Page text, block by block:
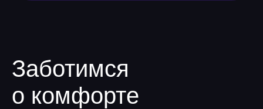
Заботимся
о комфорте